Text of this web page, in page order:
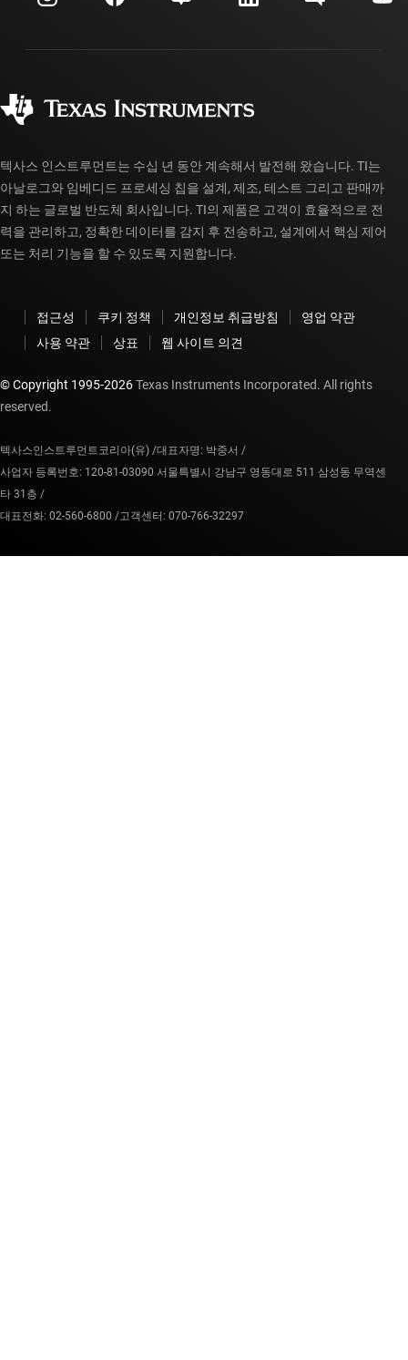
투자 관계
제조
myTI 계정 FAQ
주문 FAQ
텍사스 인스트루먼트는 수십 년 동안 계속해서 발전해 왔습니다. TI는
아날로그와 임베디드 프로세싱 칩을 설계, 제조, 테스트 그리고 판매까
지 하는 글로벌 반도체 회사입니다. TI의 제품은 고객이 효율적으로 전
력을 관리하고, 정확한 데이터를 감지 후 전송하고, 설계에서 핵심 제어
또는 처리 기능을 할 수 있도록 지원합니다.
접근성 쿠키 정책 개인정보 취급방침
영업 약관
사용 약관
상표 웹 사이트 의견
© Copyright 1995-2026Texas Instruments Incorporated. All rights
reserved.
텍사스인스트루먼트코리아(유) /대표자명: 박중서 /
사업자 등록번호: 120-81-03090 서울특별시 강남구 영동대로 511 삼성동 무역센
타 31층 /
대표전화: 02-560-6800 /고객센터: 070-766-32297